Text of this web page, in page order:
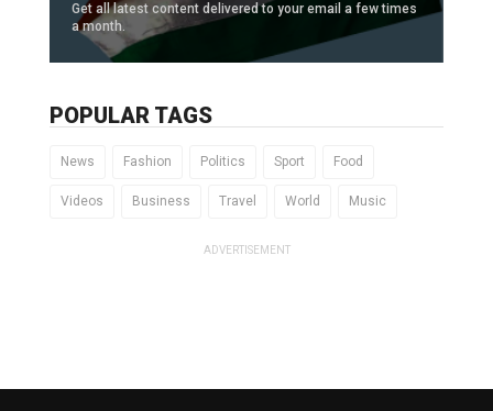
Get all latest content delivered to your email a few times
a month.
POPULAR TAGS
News Fashion Politics Sport Food
Videos Business Travel World Music
ADVERTISEMENT